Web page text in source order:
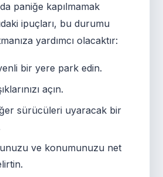
paniğe kapılmamak
ipuçları, bu durumu
yardımcı olacaktır:
bir yere park edin.
açın.
sürücüleri uyaracak bir
ve konumunuzu net